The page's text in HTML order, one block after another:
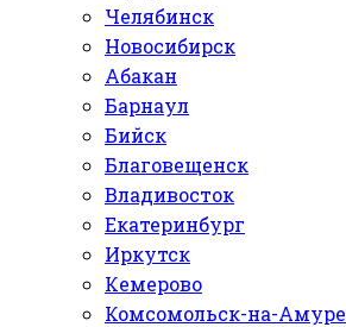
Челябинск
Новосибирск
Абакан
Барнаул
Бийск
Благовещенск
Владивосток
Екатеринбург
Иркутск
Кемерово
Комсомольск-на-Амуре